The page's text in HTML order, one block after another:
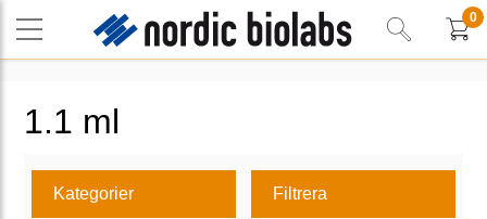
0
1.1 ml
Kategorier Filtrera